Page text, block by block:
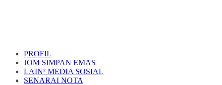
PROFIL
JOM SIMPAN EMAS
LAIN² MEDIA SOSIAL
SENARAI NOTA